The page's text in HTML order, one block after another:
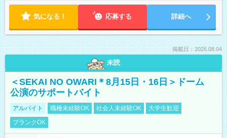
気になる！ 応募する 詳細へ
掲載日：2026.08.04
未読
＜SEKAI NO OWARI＊8月15日・16日＞ドーム
公演のサポートバイト
アルバイト 職種未経験OK 社会人未経験OK
大学生歓迎
ブランクOK